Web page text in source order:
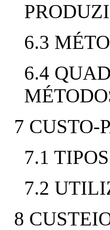
6.3
6.4
7 CUSTO-
7.1
7.2
8